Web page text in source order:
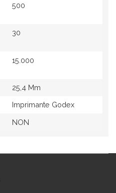
500
30
15.000
25,4 Mm
Imprimante Godex
NON